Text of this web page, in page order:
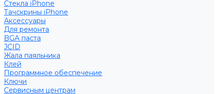
Стекла iPhone
Тачскрины iPhone
Аксессуары
Для ремонта
BGA паста
JCID
Жала паяльника
Клей
Программное обеспечение
Ключи
Сервисным центрам